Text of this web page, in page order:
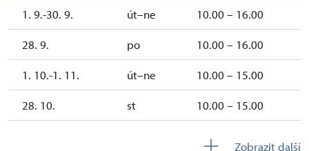
1. 9.-30. 9. út–ne 10.00 – 16.00
28. 9. po 10.00 – 16.00
1. 10.-1. 11. út–ne 10.00 – 15.00
28. 10. st 10.00 – 15.00
uzavřen
Zobrazit další